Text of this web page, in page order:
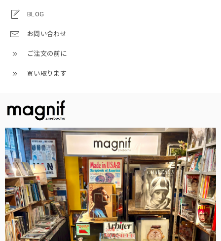
BLOG
お問い合わせ
ご注文の前に
買い取ります